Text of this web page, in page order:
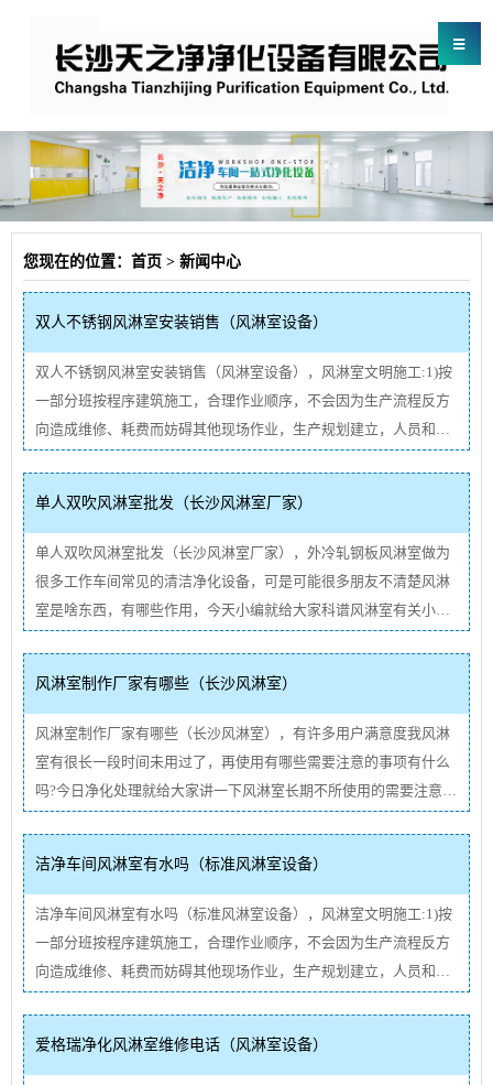
≡
您现在的位置： 首页 > 新闻中心
双人不锈钢风淋室安装销售（风淋室设备）
双人不锈钢风淋室安装销售（风淋室设备），风淋室文明施工:1)按
一部分班按程序建筑施工，合理作业顺序，不会因为生产流程反方
向造成维修、耗费而妨碍其他现场作业，生产规划建立，人员和统
常耗电量组···
单人双吹风淋室批发（长沙风淋室厂家）
单人双吹风淋室批发（长沙风淋室厂家），外冷轧钢板风淋室做为
很多工作车间常见的清洁净化设备，可是可能很多朋友不清楚风淋
室是啥东西，有哪些作用，今天小编就给大家科谱风淋室有关小常
过道、货淋室、···
风淋室制作厂家有哪些（长沙风淋室）
风淋室制作厂家有哪些（长沙风淋室），有许多用户满意度我风淋
室有很长一段时间未用过了，再使用有哪些需要注意的事项有什么
吗?今日净化处理就给大家讲一下风淋室长期不所使用的需要注意的
员工在使···
洁净车间风淋室有水吗（标准风淋室设备）
洁净车间风淋室有水吗（标准风淋室设备），风淋室文明施工:1)按
一部分班按程序建筑施工，合理作业顺序，不会因为生产流程反方
向造成维修、耗费而妨碍其他现场作业，生产规划建立，人员和统
常耗电量组···
爱格瑞净化风淋室维修电话（风淋室设备）